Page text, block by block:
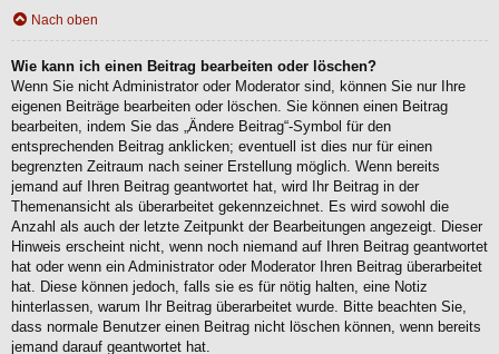
Nach oben
Wie kann ich einen Beitrag bearbeiten oder löschen?
Wenn Sie nicht Administrator oder Moderator sind, können Sie nur Ihre
eigenen Beiträge bearbeiten oder löschen. Sie können einen Beitrag
bearbeiten, indem Sie das „Ändere Beitrag“-Symbol für den
entsprechenden Beitrag anklicken; eventuell ist dies nur für einen
begrenzten Zeitraum nach seiner Erstellung möglich. Wenn bereits
jemand auf Ihren Beitrag geantwortet hat, wird Ihr Beitrag in der
Themenansicht als überarbeitet gekennzeichnet. Es wird sowohl die
Anzahl als auch der letzte Zeitpunkt der Bearbeitungen angezeigt. Dieser
Hinweis erscheint nicht, wenn noch niemand auf Ihren Beitrag geantwortet
hat oder wenn ein Administrator oder Moderator Ihren Beitrag überarbeitet
hat. Diese können jedoch, falls sie es für nötig halten, eine Notiz
hinterlassen, warum Ihr Beitrag überarbeitet wurde. Bitte beachten Sie,
dass normale Benutzer einen Beitrag nicht löschen können, wenn bereits
jemand darauf geantwortet hat.